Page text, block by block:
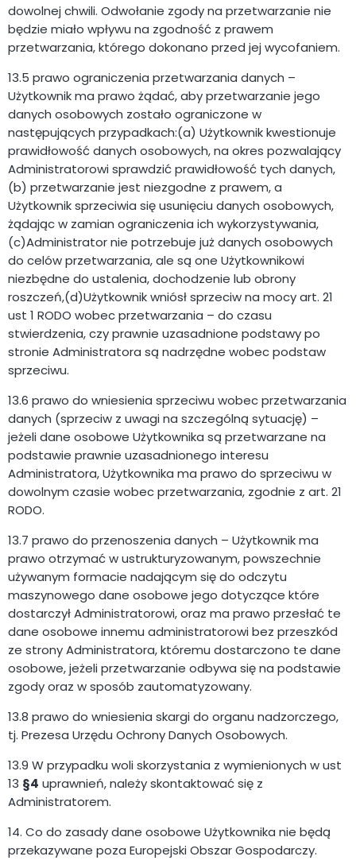
dowolnej chwili. Odwołanie zgody na przetwarzanie nie
będzie miało wpływu na zgodność z prawem
przetwarzania, którego dokonano przed jej wycofaniem.
13.5 prawo ograniczenia przetwarzania danych –
Użytkownik ma prawo żądać, aby przetwarzanie jego
danych osobowych zostało ograniczone w
następujących przypadkach:(a) Użytkownik kwestionuje
prawidłowość danych osobowych, na okres pozwalający
Administratorowi sprawdzić prawidłowość tych danych,
(b) przetwarzanie jest niezgodne z prawem, a
Użytkownik sprzeciwia się usunięciu danych osobowych,
żądając w zamian ograniczenia ich wykorzystywania,
(c)Administrator nie potrzebuje już danych osobowych
do celów przetwarzania, ale są one Użytkownikowi
niezbędne do ustalenia, dochodzenie lub obrony
roszczeń,(d)Użytkownik wniósł sprzeciw na mocy art. 21
ust 1 RODO wobec przetwarzania – do czasu
stwierdzenia, czy prawnie uzasadnione podstawy po
stronie Administratora są nadrzędne wobec podstaw
sprzeciwu.
13.6 prawo do wniesienia sprzeciwu wobec przetwarzania
danych (sprzeciw z uwagi na szczególną sytuację) –
jeżeli dane osobowe Użytkownika są przetwarzane na
podstawie prawnie uzasadnionego interesu
Administratora, Użytkownika ma prawo do sprzeciwu w
dowolnym czasie wobec przetwarzania, zgodnie z art. 21
RODO.
13.7 prawo do przenoszenia danych – Użytkownik ma
prawo otrzymać w ustrukturyzowanym, powszechnie
używanym formacie nadającym się do odczytu
maszynowego dane osobowe jego dotyczące które
dostarczył Administratorowi, oraz ma prawo przesłać te
dane osobowe innemu administratorowi bez przeszkód
ze strony Administratora, któremu dostarczono te dane
osobowe, jeżeli przetwarzanie odbywa się na podstawie
zgody oraz w sposób zautomatyzowany.
13.8 prawo do wniesienia skargi do organu nadzorczego,
tj. Prezesa Urzędu Ochrony Danych Osobowych.
13.9 W przypadku woli skorzystania z wymienionych w ust
13 §4 uprawnień, należy skontaktować się z
Administratorem.
14. Co do zasady dane osobowe Użytkownika nie będą
przekazywane poza Europejski Obszar Gospodarczy.